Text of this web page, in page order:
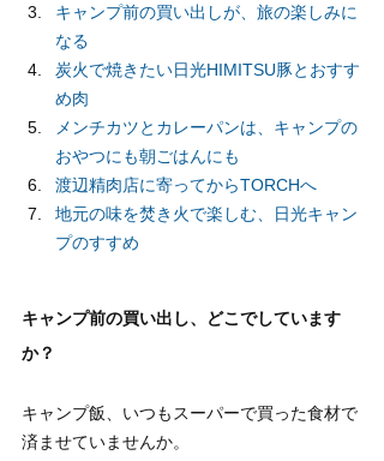
キャンプ前の買い出しが、旅の楽しみに
なる
炭火で焼きたい日光HIMITSU豚とおすす
め肉
メンチカツとカレーパンは、キャンプの
おやつにも朝ごはんにも
渡辺精肉店に寄ってからTORCHへ
地元の味を焚き火で楽しむ、日光キャン
プのすすめ
キャンプ前の買い出し、どこでしています
か？
キャンプ飯、いつもスーパーで買った食材で
済ませていませんか。